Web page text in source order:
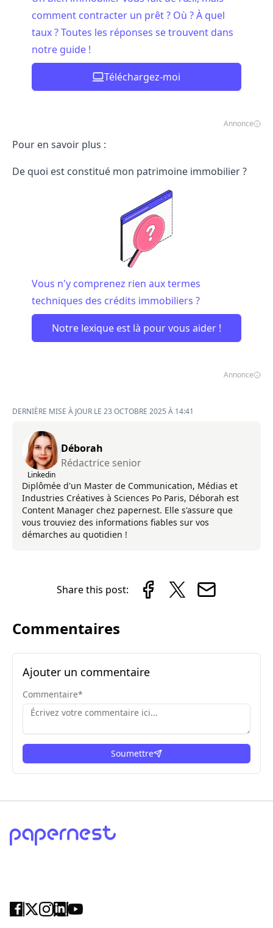
comment contracter un prêt ? Où ? À quel
taux ? Toutes les réponses se trouvent dans
notre guide !
Téléchargez-moi
Annonce
Pour en savoir plus :
De quoi est constitué mon patrimoine immobilier?
Vous n'y comprenez rien aux termes
techniques des crédits immobiliers ?
Notre lexique est là pour vous aider !
Annonce
DERNIÈRE MISE À JOUR LE 23 OCTOBRE 2025 À 14:41
Linkedin
Déborah
Rédactrice senior
Diplômée d'un Master de Communication, Médias et
Industries Créatives à Sciences Po Paris, Déborah est
Content Manager chez papernest. Elle s'assure que
vous trouviez des informations fiables sur vos
démarches au quotidien !
Share this post:
Commentaires
Ajouter un commentaire
Commentaire*
Soumettre